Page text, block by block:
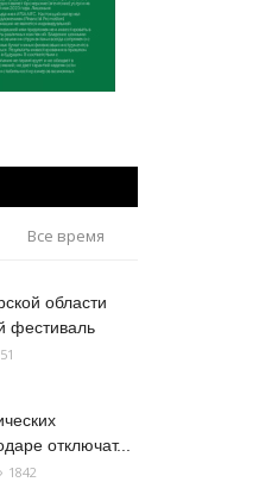
Все время
области
фестиваль
отключат...
1842